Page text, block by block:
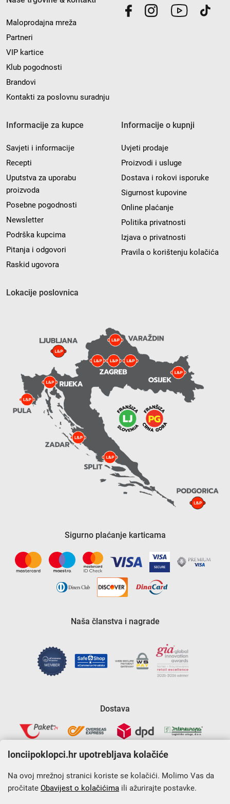
Maloprodajna mreža
Partneri
VIP kartice
Klub pogodnosti
Brandovi
Kontakti za poslovnu suradnju
Informacije za kupce
Savjeti i informacije
Recepti
Uputstva za uporabu
proizvoda
Posebne pogodnosti
Newsletter
Podrška kupcima
Pitanja i odgovori
Raskid ugovora
Informacije o kupnji
Uvjeti prodaje
Proizvodi i usluge
Dostava i rokovi isporuke
Sigurnost kupovine
Online plaćanje
Politika privatnosti
Izjava o privatnosti
Pravila o korištenju kolačića
Lokacije poslovnica
Sigurno plaćanje karticama
Naša članstva i nagrade
Dostava
Krajnji primatelj financijskog instrumenta sufinanciranog iz
lonciipoklopci.hr upotrebljava kolačiće
Na ovoj mrežnoj stranici koriste se kolačići. Molimo Vas da
pročitate Obavijest o kolačićima ili ažurirajte postavke.